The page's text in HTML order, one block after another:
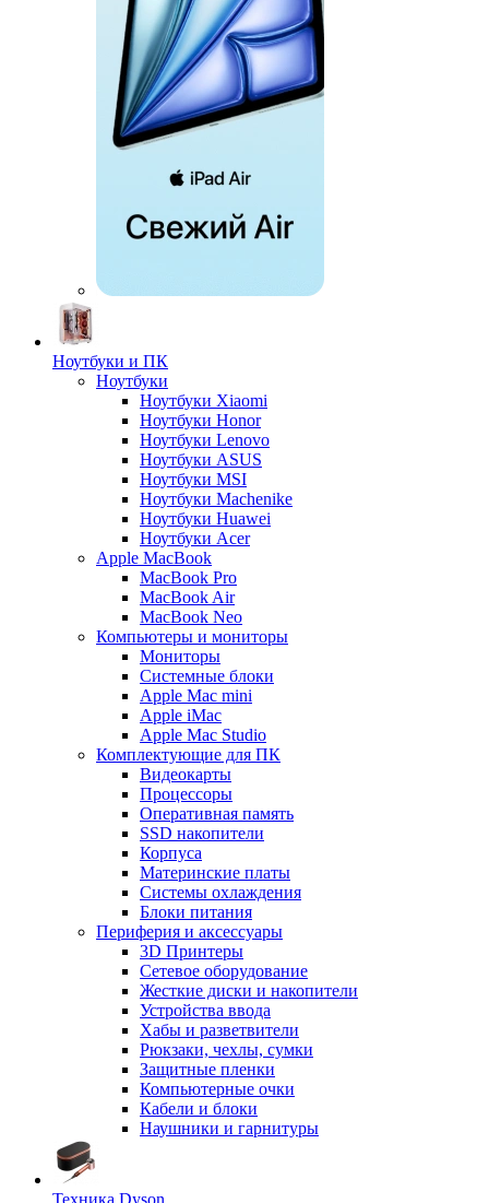
Ноутбуки и ПК
Ноутбуки
Ноутбуки Xiaomi
Ноутбуки Honor
Ноутбуки Lenovo
Ноутбуки ASUS
Ноутбуки MSI
Ноутбуки Machenike
Ноутбуки Huawei
Ноутбуки Acer
Apple MacBook
MacBook Pro
MacBook Air
MacBook Neo
Компьютеры и мониторы
Мониторы
Системные блоки
Apple Mac mini
Apple iMac
Apple Mac Studio
Комплектующие для ПК
Видеокарты
Процессоры
Оперативная память
SSD накопители
Корпуса
Материнские платы
Системы охлаждения
Блоки питания
Периферия и аксессуары
3D Принтеры
Сетевое оборудование
Жесткие диски и накопители
Устройства ввода
Хабы и разветвители
Рюкзаки, чехлы, сумки
Защитные пленки
Компьютерные очки
Кабели и блоки
Наушники и гарнитуры
Техника Dyson